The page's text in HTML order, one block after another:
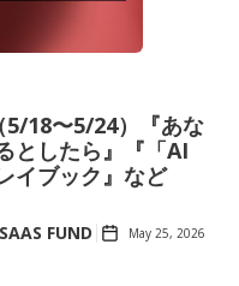
18〜5/24）『あな
としたら』『「AI
イブック』など
FUND May 25, 2026